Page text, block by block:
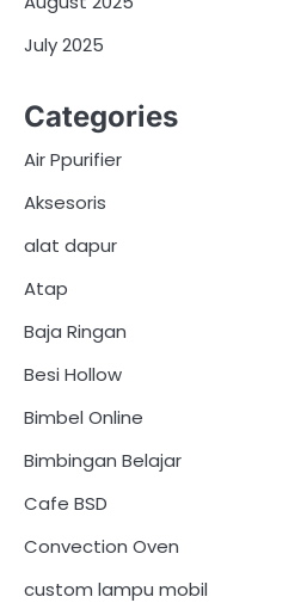
July 2025
Categories
Air Ppurifier
Aksesoris
alat dapur
Atap
Baja Ringan
Besi Hollow
Bimbel Online
Bimbingan Belajar
Cafe BSD
Convection Oven
custom lampu mobil